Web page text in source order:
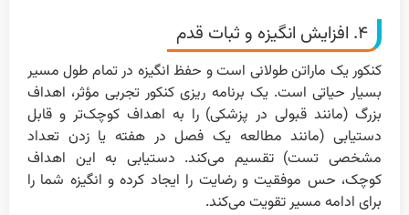
۴. افزایش انگیزه و ثبات قدم
کنکور یک ماراتن طولانی است و حفظ انگیزه در تمام طول مسیر
بسیار حیاتی است. یک برنامه ریزی کنکور تجربی مؤثر، اهداف
بزرگ (مانند قبولی در پزشکی) را به اهداف کوچک‌تر و قابل
دستیابی (مانند مطالعه یک فصل در هفته یا زدن تعداد
مشخصی تست) تقسیم می‌کند. دستیابی به این اهداف
کوچک، حس موفقیت و رضایت را ایجاد کرده و انگیزه شما را
برای ادامه مسیر تقویت می‌کند.